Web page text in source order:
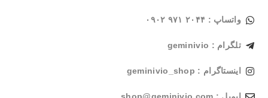
واتساپ : ۲۰۴۴ ۹۷۱ ۰۹۰۲
تلگرام : geminivio
اینستاگرام : geminivio_shop